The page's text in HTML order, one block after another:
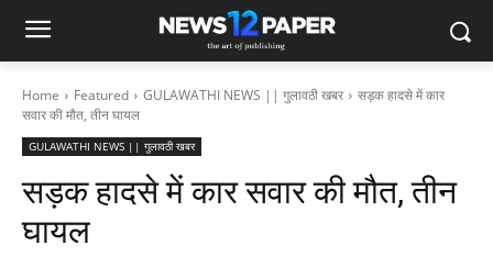
Home Featured GULAWATHI NEWS || गुलावठी खबर
सड़क हादसे में कार
सवार की मौत, तीन घायल
GULAWATHI NEWS || गुलावठी खबर
सड़क हादसे में कार सवार की मौत, तीन
घायल